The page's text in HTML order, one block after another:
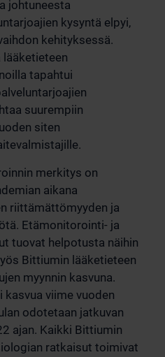
johtuneesta
kysyntä elpyi,
kehityksessä.
lääketieteen
tapahtui
suurempiin
siten
merkitys on
aikana
riittämättömyyden ja
Etämonitorointi- ja
tuovat helpotusta näihin
Bittiumin lääketieteen
myynnin kasvuna.
viime vuoden
odotetaan jatkuvan
ajan. Kaikki Bittiumin
ratkaisut toimivat